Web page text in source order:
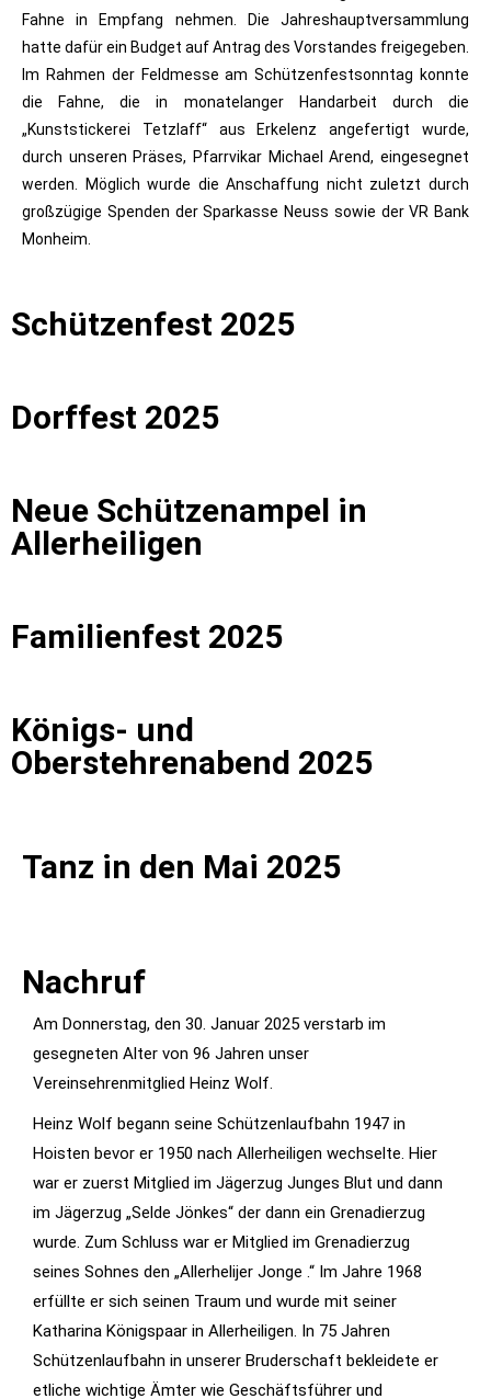
Fahne in Empfang nehmen. Die Jahreshauptversammlung
hatte dafür ein Budget auf Antrag des Vorstandes freigegeben.
Im Rahmen der Feldmesse am Schützenfestsonntag konnte
die Fahne, die in monatelanger Handarbeit durch die
„Kunststickerei Tetzlaff“ aus Erkelenz angefertigt wurde,
durch unseren Präses, Pfarrvikar Michael Arend, eingesegnet
werden. Möglich wurde die Anschaffung nicht zuletzt durch
großzügige Spenden der Sparkasse Neuss sowie der VR Bank
Monheim.
Schützenfest 2025
Dorffest 2025
Neue Schützenampel in
Allerheiligen
Familienfest 2025
Königs- und
Oberstehrenabend 2025
Tanz in den Mai 2025
Nachruf
Am Donnerstag, den 30. Januar 2025 verstarb im
gesegneten Alter von 96 Jahren unser
Vereinsehrenmitglied Heinz Wolf.
Heinz Wolf begann seine Schützenlaufbahn 1947 in
Hoisten bevor er 1950 nach Allerheiligen wechselte. Hier
war er zuerst Mitglied im Jägerzug Junges Blut und dann
im Jägerzug „Selde Jönkes“ der dann ein Grenadierzug
wurde. Zum Schluss war er Mitglied im Grenadierzug
seines Sohnes den „Allerhelijer Jonge .“ Im Jahre 1968
erfüllte er sich seinen Traum und wurde mit seiner
Katharina Königspaar in Allerheiligen. In 75 Jahren
Schützenlaufbahn in unserer Bruderschaft bekleidete er
etliche wichtige Ämter wie Geschäftsführer und